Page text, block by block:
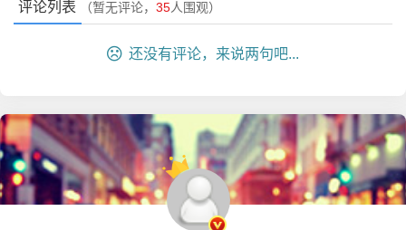
人，人就会犯错，VAR系统引进了这么多年，顶级名裁如克
拉滕伯格、里佐利都有误判的时候，为什么对弗拉帕尔就要
这些人的嘴，她在世界杯上的跑动距离数据显示，她的体能
完全不输给男性裁判，甚至在某些场次比同场的男助理裁判
跑得还多，当你在场上能跟上反击的速度，能准确判断毫厘
之间的越位时，那些关于“体能”和“懂球”的谣言就不攻自破
评论列表 （暂无评论， 35人围观）
还没有评论，来说两句吧...